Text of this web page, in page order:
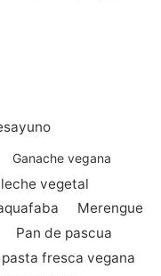
Ganache vegana
leche vegetal
Merengue
Pan de pascua
pasta fresca vegana